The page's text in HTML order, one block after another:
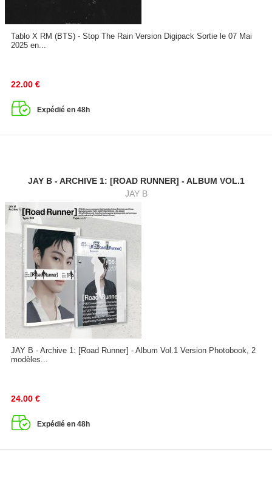
Tablo X RM (BTS) - Stop The Rain Version Digipack Sortie le 07 Mai
2025 en...
22.00 €
Expédié en 48h
JAY B - ARCHIVE 1: [ROAD RUNNER] - ALBUM VOL.1
JAY B
JAY B - Archive 1: [Road Runner] - Album Vol.1 Version Photobook, 2
modèles...
24.00 €
Expédié en 48h